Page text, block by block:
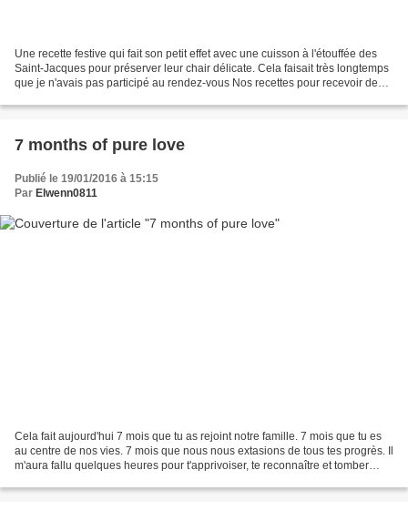
Une recette festive qui fait son petit effet avec une cuisson à l'étouffée des
Saint-Jacques pour préserver leur chair délicate. Cela faisait très longtemps
que je n'avais pas participé au rendez-vous Nos recettes pour recevoir de
7 months of pure love
Publié le 19/01/2016 à 15:15
Par Elwenn0811
Cela fait aujourd'hui 7 mois que tu as rejoint notre famille. 7 mois que tu es
au centre de nos vies. 7 mois que nous nous extasions de tous tes progrès. Il
m'aura fallu quelques heures pour t'apprivoiser, te reconnaître et tomber